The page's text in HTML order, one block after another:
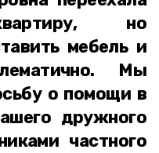
но
мебель и
Мы
о помощи в
дружного
частного